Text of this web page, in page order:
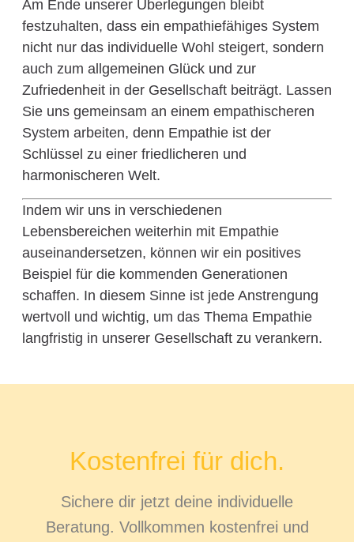
Am Ende unserer Überlegungen bleibt
festzuhalten, dass ein empathiefähiges System
nicht nur das individuelle Wohl steigert, sondern
auch zum allgemeinen Glück und zur
Zufriedenheit in der Gesellschaft beiträgt. Lassen
Sie uns gemeinsam an einem empathischeren
System arbeiten, denn Empathie ist der
Schlüssel zu einer friedlicheren und
harmonischeren Welt.
Indem wir uns in verschiedenen
Lebensbereichen weiterhin mit Empathie
auseinandersetzen, können wir ein positives
Beispiel für die kommenden Generationen
schaffen. In diesem Sinne ist jede Anstrengung
wertvoll und wichtig, um das Thema Empathie
langfristig in unserer Gesellschaft zu verankern.
Kostenfrei für dich.
Sichere dir jetzt deine individuelle
Beratung. Vollkommen kostenfrei und